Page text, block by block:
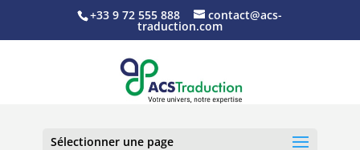
+33 9 72 555 888 contact@acs-
traduction.com
Sélectionner une page